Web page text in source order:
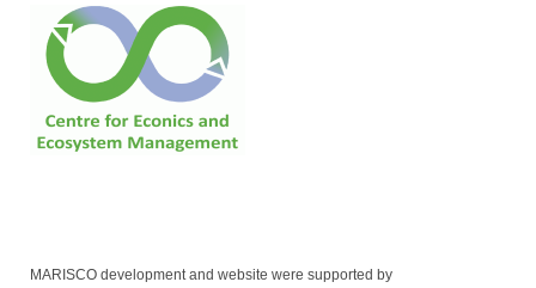
MARISCO development and website were supported by